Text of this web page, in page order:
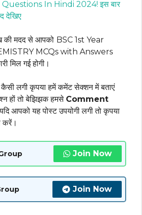
In Hindi 2024! इस बार
देखिए
की मदद से आपको BSC 1st Year
MCQs with Answers
मिल गई होगी।
कैसी लगी कृपया हमें कमेंट सेक्शन में बताएं
हों तो बेझिझक हमसे Comment
आपको यह पोस्ट उपयोगी लगी तो कृपया
करें।
Join Now
Join Now